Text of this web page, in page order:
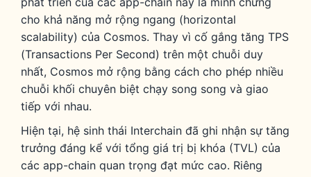
cho khả năng mở rộng ngang (horizontal
scalability) của Cosmos. Thay vì cố gắng tăng TPS
(Transactions Per Second) trên một chuỗi duy
nhất, Cosmos mở rộng bằng cách cho phép nhiều
chuỗi khối chuyên biệt chạy song song và giao
tiếp với nhau.
Hiện tại, hệ sinh thái Interchain đã ghi nhận sự tăng
trưởng đáng kể với tổng giá trị bị khóa (TVL) của
các app-chain quan trọng đạt mức cao. Riêng